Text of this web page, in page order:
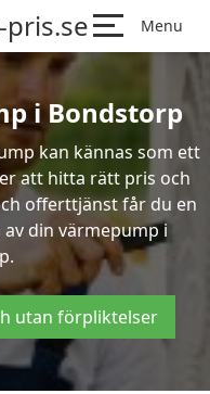
Menu
i Bondstorp
kan kännas som ett
att hitta rätt pris och
offerttjänst får du en
din värmepump i
utan förpliktelser